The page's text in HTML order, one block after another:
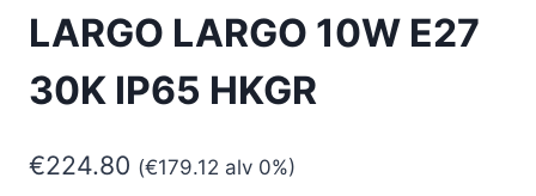
LARGO LARGO 10W E27
30K IP65 HKGR
€224.80 (€179.12 alv 0%)